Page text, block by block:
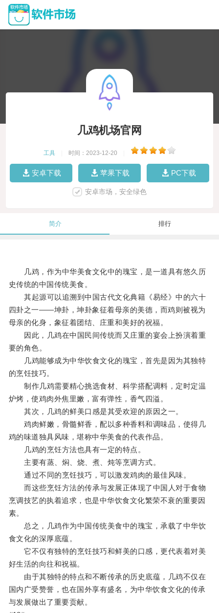
几鸡机场官网
工具 时间：2023-12-20
安卓下载 苹果下载 PC下载
安卓市场，安全绿色
简介 排行
几鸡，作为中华美食文化中的瑰宝，是一道具有悠久历
史传统的中国传统美食。
其起源可以追溯到中国古代文化典籍《易经》中的六十
四卦之一——坤卦，坤卦象征着母亲的美德，而鸡则被视为
母亲的化身，象征着团结、庄重和美好的祝福。
因此，几鸡在中国民间传统而又庄重的宴会上扮演着重
要的角色。
几鸡能够成为中华饮食文化的瑰宝，首先是因为其独特
的烹饪技巧。
制作几鸡需要精心挑选食材、科学搭配调料，定时定温
炉烤，使鸡肉外焦里嫩，富有弹性，香气四溢。
其次，几鸡的鲜美口感是其受欢迎的原因之一。
鸡肉鲜嫩，骨髓鲜香，配以多种香料和调味品，使得几
鸡的味道独具风味，堪称中华美食的代表作品。
几鸡的烹饪方法也具有一定的特点。
主要有蒸、焖、烧、煮、炖等烹调方式。
通过不同的烹饪技巧，可以激发鸡肉的最佳风味。
而这些烹饪方法的传承与发展正体现了中国人对于食物
烹调技艺的执着追求，也是中华饮食文化繁荣不衰的重要因
素。
总之，几鸡作为中国传统美食中的瑰宝，承载了中华饮
食文化的深厚底蕴。
它不仅有独特的烹饪技巧和鲜美的口感，更代表着对美
好生活的向往和祝福。
由于其独特的特点和不断传承的历史底蕴，几鸡不仅在
国内广受赞誉，也在国外享有盛名，为中华饮食文化的传承
与发展做出了重要贡献。